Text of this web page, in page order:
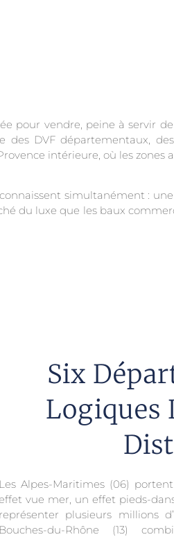
pour vendre, peine à servir
DVF départementaux,
intérieure, où les
simultanément :
du luxe que les baux
Six
Logiques
Les Alpes-Maritimes (06)
vue mer, un effet pieds-
représenter plusieurs millions
Bouches-du-Rhône (13)